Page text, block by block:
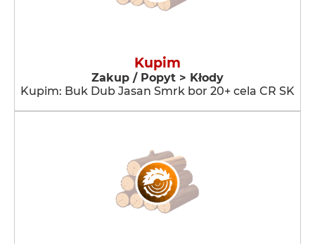
Kupim
Zakup / Popyt > Kłody
Kupim: Buk Dub Jasan Smrk bor 20+ cela CR SK